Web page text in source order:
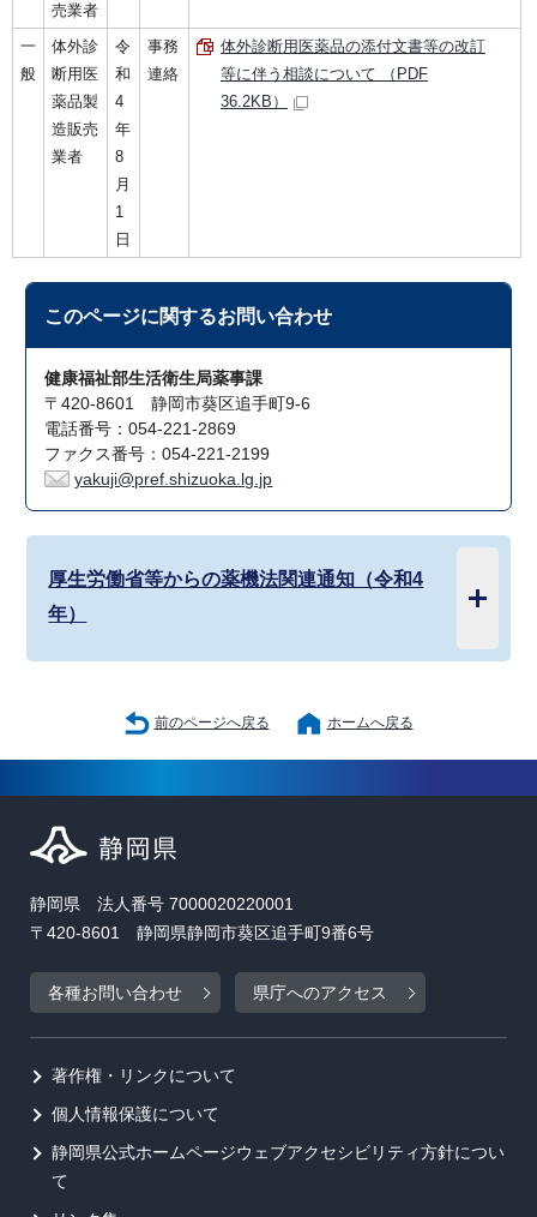
売業者
一
般
体外診
断用医
薬品製
造販売
業者
令
和
4
年
8
月
1
日
事務
連絡
体外診断用医薬品の添付文書等の改訂
等に伴う相談について （PDF
36.2KB）
このページに関するお問い合わせ
健康福祉部生活衛生局薬事課
〒420-8601 静岡市葵区追手町9-6
電話番号：054-221-2869
ファクス番号：054-221-2199
yakuji@pref.shizuoka.lg.jp
厚生労働省等からの薬機法関連通知（令和4
年）
前のページへ戻る ホームへ戻る
静岡県 法人番号 7000020220001
〒420-8601 静岡県静岡市葵区追手町9番6号
各種お問い合わせ 県庁へのアクセス
著作権・リンクについて
個人情報保護について
静岡県公式ホームページウェブアクセシビリティ方針につい
て